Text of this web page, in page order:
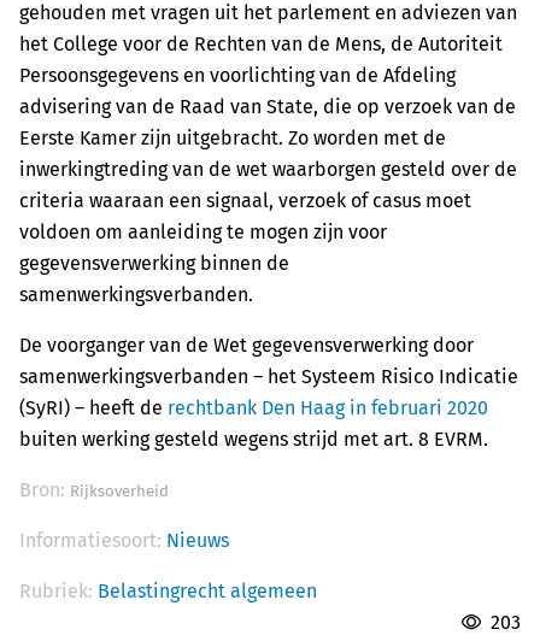
gehouden met vragen uit het parlement en adviezen van
het College voor de Rechten van de Mens, de Autoriteit
Persoonsgegevens en voorlichting van de Afdeling
advisering van de Raad van State, die op verzoek van de
Eerste Kamer zijn uitgebracht. Zo worden met de
inwerkingtreding van de wet waarborgen gesteld over de
criteria waaraan een signaal, verzoek of casus moet
voldoen om aanleiding te mogen zijn voor
gegevensverwerking binnen de
samenwerkingsverbanden.
De voorganger van de Wet gegevensverwerking door
samenwerkingsverbanden – het Systeem Risico Indicatie
(SyRI) – heeft de rechtbank Den Haag in februari 2020
buiten werking gesteld wegens strijd met art. 8 EVRM.
Bron: Rijksoverheid
Informatiesoort: Nieuws
Rubriek: Belastingrecht algemeen
203